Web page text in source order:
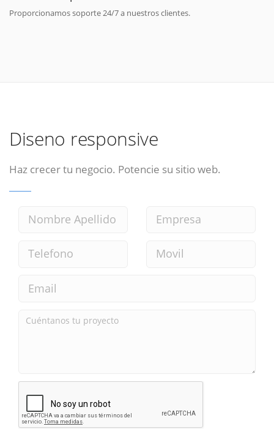
Proporcionamos soporte 24/7 a nuestros clientes.
Diseno responsive
Haz crecer tu negocio. Potencie su sitio web.